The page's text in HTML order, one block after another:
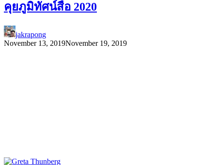
คุยภูมิทัศน์สื่อ 2020
jakrapong
November 13, 2019November 19, 2019